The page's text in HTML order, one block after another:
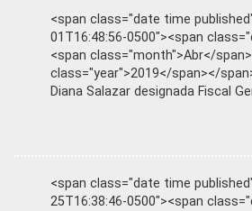
<span class="date time
01T16:48:56-0500"><span
<span class="month">Abr</
class="year">2019</span></
Diana Salazar designada Fiscal
<span class="date time
25T16:38:46-0500"><span